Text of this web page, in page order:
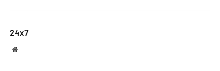
24x7
Website